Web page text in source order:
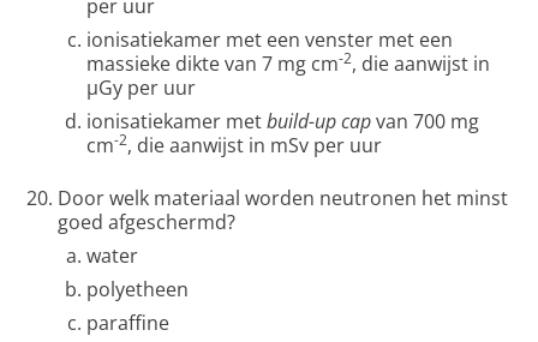
per uur
ionisatiekamer met een venster met een
massieke dikte van 7 mg cm-2, die aanwijst in
μGy per uur
ionisatiekamer metbuild-up capvan 700 mg
cm-2, die aanwijst in mSv per uur
Door welk materiaal worden neutronen het minst
goed afgeschermd?
water
polyetheen
paraffine